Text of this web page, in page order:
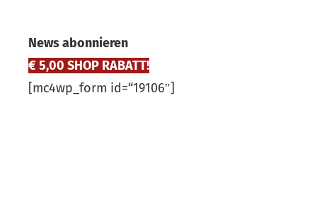
News abonnieren
€ 5,00 SHOP RABATT!
[mc4wp_form id=“19106″]